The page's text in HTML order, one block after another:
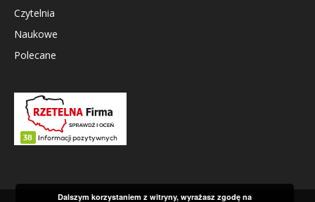
Czytelnia
Naukowe
Polecane
Dalszym korzystaniem z witryny, wyrażasz zgodę na